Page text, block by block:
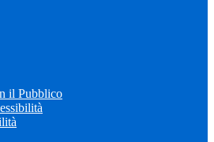
il Pubblico